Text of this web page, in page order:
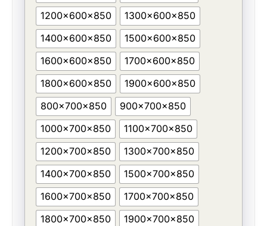
1200x600x850
1300x600x850
1400x600x850
1500x600x850
1600x600x850
1700x600x850
1800x600x850
1900x600x850
800x700x850
900x700x850
1000x700x850
1100x700x850
1200x700x850
1300x700x850
1400x700x850
1500x700x850
1600x700x850
1700x700x850
1800x700x850
1900x700x850
szuflady